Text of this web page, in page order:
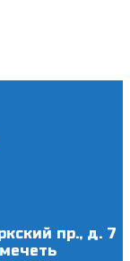
пр., д. 7